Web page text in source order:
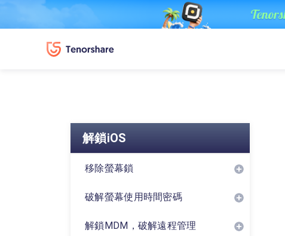
解鎖iOS
移除螢幕鎖
破解螢幕使用時間密碼
解鎖MDM，破解遠程管理